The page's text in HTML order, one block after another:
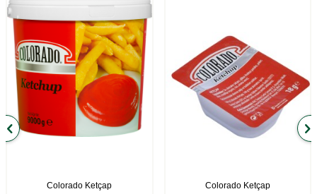
Colorado Ketçap
Colorado Ketçap